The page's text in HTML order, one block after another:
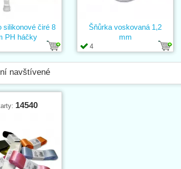
silikonové čiré 8
PH háčky
4
Šňůrka voskovaná 1,2
mm
navštívené
14540